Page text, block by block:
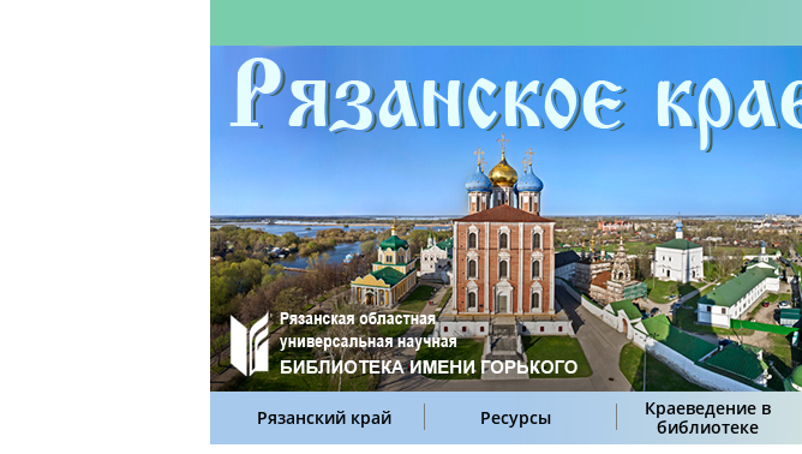
Рязанский край Ресурсы
Краеведение в
библиотеке